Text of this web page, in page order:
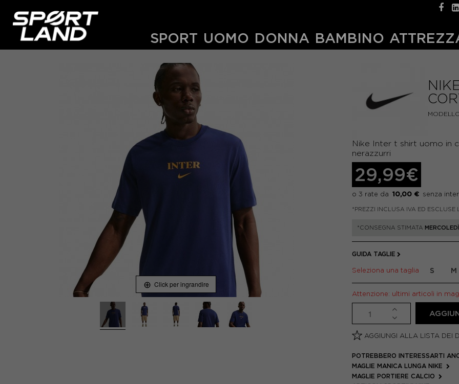
SPORT UOMO DONNA BAMBINO
Click per ingrandire
Nike Inter t shirt uomo in
nerazzurri
29,99€
10,00 €
*PREZZI INCLUSA IVA ED ESCLUSE
*CONSEGNA STIMATA
GUIDA TAGLIE
Seleziona una taglia S M
Attenzione: ultimi articoli in
AGGIUNGI ALLA LISTA DEI
POTREBBERO INTERESSARTI
MAGLIE MANICA LUNGA NIKE
MAGLIE PORTIERE CALCIO